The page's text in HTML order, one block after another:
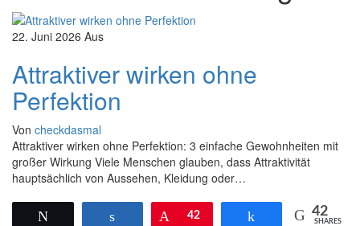
22. Juni 2026 Aus
Attraktiver wirken ohne
Perfektion
Von checkdasmal
Attraktiver wirken ohne Perfektion: 3 einfache Gewohnheiten mit
großer Wirkung Viele Menschen glauben, dass Attraktivität
hauptsächlich von Aussehen, Kleidung oder…
Pin
42 Teilen 42
SHARES